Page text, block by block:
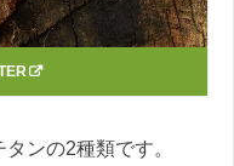
ンの2種類です。